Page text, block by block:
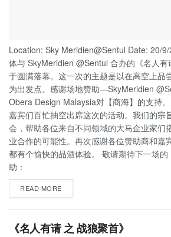
Location: Sky Meridien@Sentul Date: 20/
体与 SkyMeridien @Sentul 合办的《名人
于圆满落幕。这一次的主题是以在高空上品
为出发点。感谢场地赞助—SkyMeridien
Obera Design Malaysia对【商海】的支持
嘉宾们百忙抽空出席这次的活动。我们的宗
会，帮助各位来自不同领域的大马企业家们
业合作的可能性。再次感谢各位赞助商和嘉
都有个愉快的品酒体验。 敬请期待下一场
助：
READ MORE
《名人有请 之 战狼聚首》